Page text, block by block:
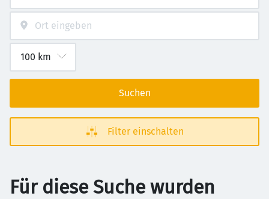
Suchen
Filter einschalten
Für diese Suche wurden